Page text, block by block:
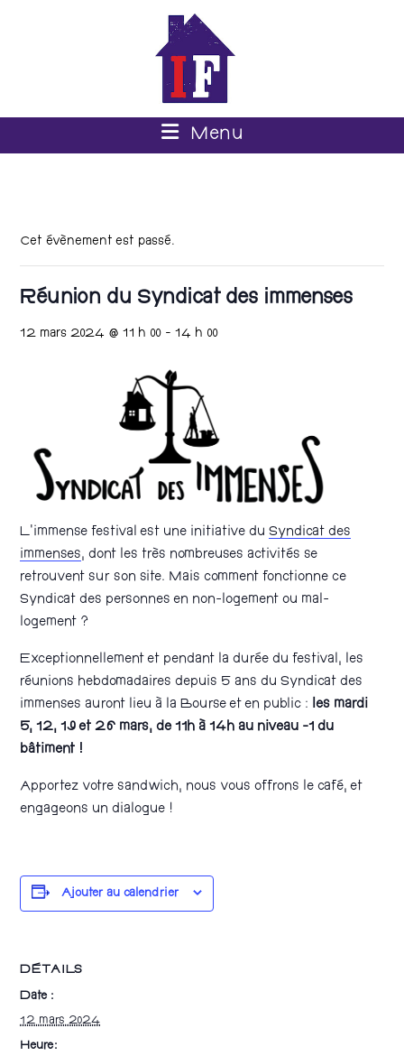
Menu
Cet évènement est passé.
Réunion du Syndicat des immenses
12 mars 2024 @ 11 h 00 -14 h 00
L’immense festival est une initiative duSyndicat des
immenses, dont les très nombreuses activités se
retrouvent sur son site. Mais comment fonctionne ce
Syndicat des personnes en non-logement ou mal-
logement ?
Exceptionnellement et pendant la durée du festival, les
réunions hebdomadaires depuis 5 ans du Syndicat des
immenses auront lieu à la Bourse et en public : les mardi
5, 12, 19 et 26 mars, de 11h à 14h au niveau -1 du
bâtiment !
Apportez votre sandwich, nous vous offrons le café, et
engageons un dialogue !
Ajouter au calendrier
DÉTAILS
Date :
12 mars 2024
Heure :